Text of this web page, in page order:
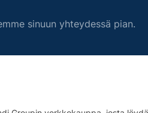
sinuun yhteydessä pian.